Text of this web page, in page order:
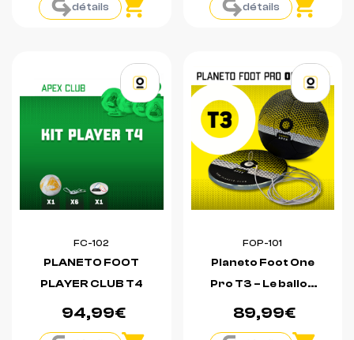
détails détails
FC-102
PLANETO FOOT
PLAYER CLUB T4
94,99€
FOP-101
Planeto Foot One
Pro T3 – Le ballon
qui revient tout
89,99€